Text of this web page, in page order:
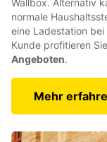
Wallbox. Alternativ
normale
eine Ladestation bei
Kunde profitieren
Angeboten.
Mehr